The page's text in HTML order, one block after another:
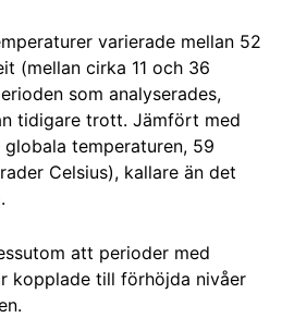
varierade mellan 52
(mellan cirka 11 och 36
som analyserades,
tidigare trott. Jämfört med
temperaturen, 59
Celsius), kallare än det
att perioder med
kopplade till förhöjda nivåer